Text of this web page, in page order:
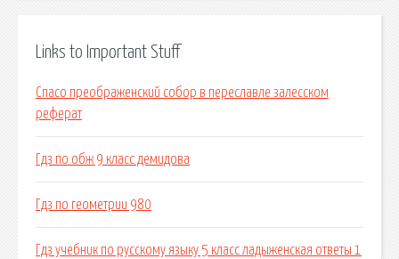
Links to Important Stuff
Спасо преображенский собор в переславле залесском
реферат
Гдз по обж 9 класс демидова
Гдз по геометрии 980
Гдз учебник по русскому языку 5 класс ладыженская ответы 1